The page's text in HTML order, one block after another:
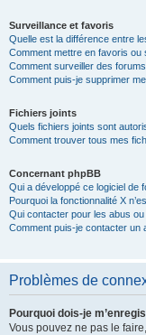
Surveillance et favoris
Quelle est la différence entre
Comment mettre en favoris ou
Comment surveiller des
Comment puis-je supprimer
Fichiers joints
Quels fichiers joints sont
Comment trouver tous mes
Concernant phpBB
Qui a développé ce logiciel de
Pourquoi la fonctionnalité X
Qui contacter pour les abus
Comment puis-je contacter un
Problèmes de
Pourquoi dois-je
Vous pouvez ne pas le